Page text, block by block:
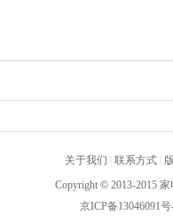
关于我们 联系方式
Copyright © 2013-2015
京ICP备13046091号